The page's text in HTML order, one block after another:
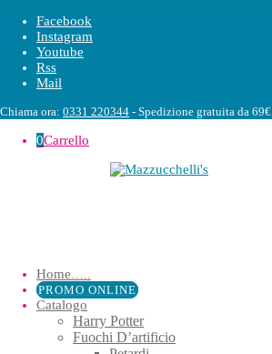
Facebook
Instagram
Youtube
Rss
Mail
Chiama ora: 0331 220344 - Spedizione gratuita da 69€
0Carrello
Home…..
PROMO ONLINE
Catalogo
Harry Potter
Fuochi D’artificio